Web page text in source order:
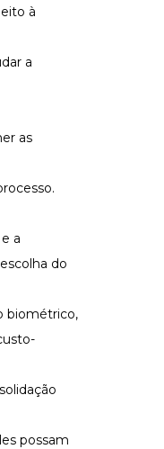
à
a
as
a
do
biométrico,
possam